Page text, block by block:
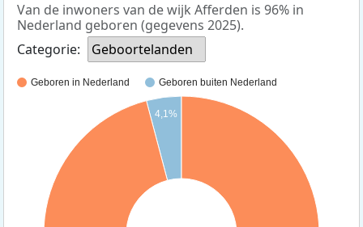
Van de inwoners van de wijk Afferden is 96% in
Nederland geboren (gegevens 2025).
Categorie:
Geboortelanden
Geboren in Nederland Geboren buiten Nederland
4,1%